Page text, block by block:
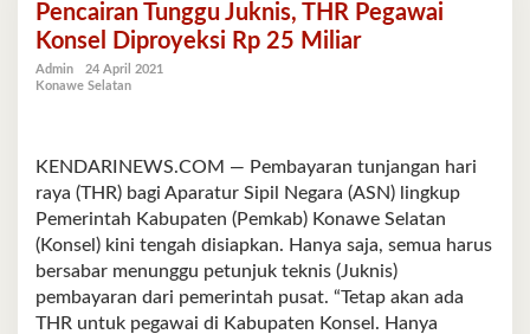
Juknis,
THR
Pegawai
Miliar
Pencairan Tunggu Juknis, THR Pegawai
Konsel Diproyeksi Rp 25 Miliar
Admin
24 April 2021
Konawe Selatan
KENDARINEWS.COM — Pembayaran tunjangan hari
raya (THR) bagi Aparatur Sipil Negara (ASN) lingkup
Pemerintah Kabupaten (Pemkab) Konawe Selatan
(Konsel) kini tengah disiapkan. Hanya saja, semua harus
bersabar menunggu petunjuk teknis (Juknis)
pembayaran dari pemerintah pusat. “Tetap akan ada
THR untuk pegawai di Kabupaten Konsel. Hanya